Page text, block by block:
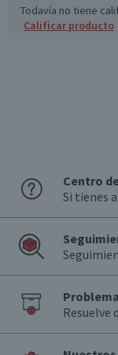
Lata
Variedad
Rubia
Graduación
5.0°
de 18 años.
Todavía no tiene
Calificar producto
Centro
Si tienes
Resuelve